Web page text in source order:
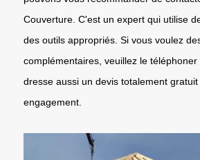
Couverture. C'est un expert qui utilise
des outils appropriés. Si vous voulez
complémentaires, veuillez le
dresse aussi un devis totalement
engagement.